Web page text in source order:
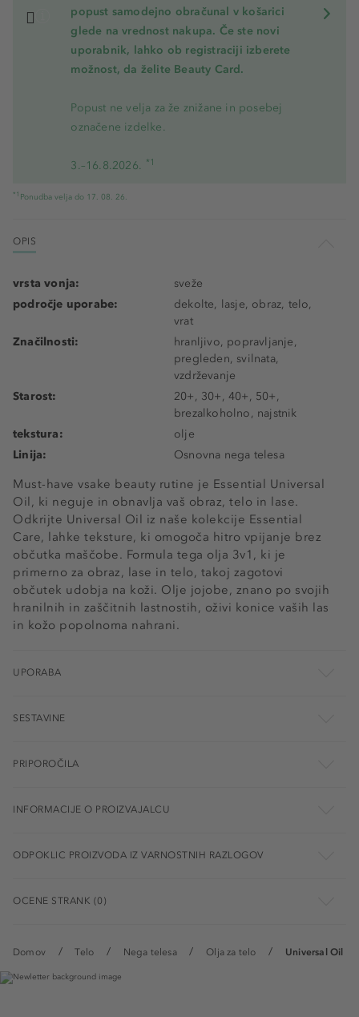
Domov Telo Nega telesa Olja za telo Universal Oil
popust samodejno obračunal v košarici
glede na vrednost nakupa. Če ste novi
uporabnik, lahko ob registraciji izberete
možnost, da želite Beauty Card.
Popust ne velja za že znižane in posebej
označene izdelke.
3.–16.8.2026. *1
*1 Ponudba velja do 17. 08. 26.
OPIS
Must-have vsake beauty rutine je Essential Universal
Oil, ki neguje in obnavlja vaš obraz, telo in lase.
Odkrijte Universal Oil iz naše kolekcije Essential
Care, lahke teksture, ki omogoča hitro vpijanje brez
občutka maščobe. Formula tega olja 3v1, ki je
primerno za obraz, lase in telo, takoj zagotovi
občutek udobja na koži. Olje jojobe, znano po svojih
hranilnih in zaščitnih lastnostih, oživi konice vaših las
in kožo popolnoma nahrani.
vrsta vonja:
sveže
področje uporabe:
dekolte, lasje, obraz, telo,
vrat
Značilnosti:
hranljivo, popravljanje,
pregleden, svilnata,
vzdrževanje
Starost:
20+, 30+, 40+, 50+,
brezalkoholno, najstnik
tekstura:
olje
Linija:
Osnovna nega telesa
UPORABA
SESTAVINE
PRIPOROČILA
INFORMACIJE O PROIZVAJALCU
ODPOKLIC PROIZVODA IZ VARNOSTNIH RAZLOGOV
OCENE STRANK (0)